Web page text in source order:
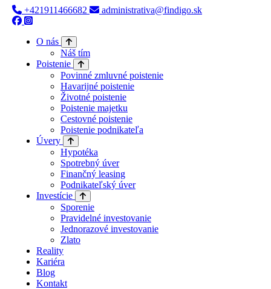
+421911466682 administrativa@findigo.sk
O nás
Náš tím
Poistenie
Povinné zmluvné poistenie
Havarijné poistenie
Životné poistenie
Poistenie majetku
Cestovné poistenie
Poistenie podnikateľa
Úvery
Hypotéka
Spotrebný úver
Finančný leasing
Podnikateľský úver
Investície
Sporenie
Pravidelné investovanie
Jednorazové investovanie
Zlato
Reality
Kariéra
Blog
Kontakt